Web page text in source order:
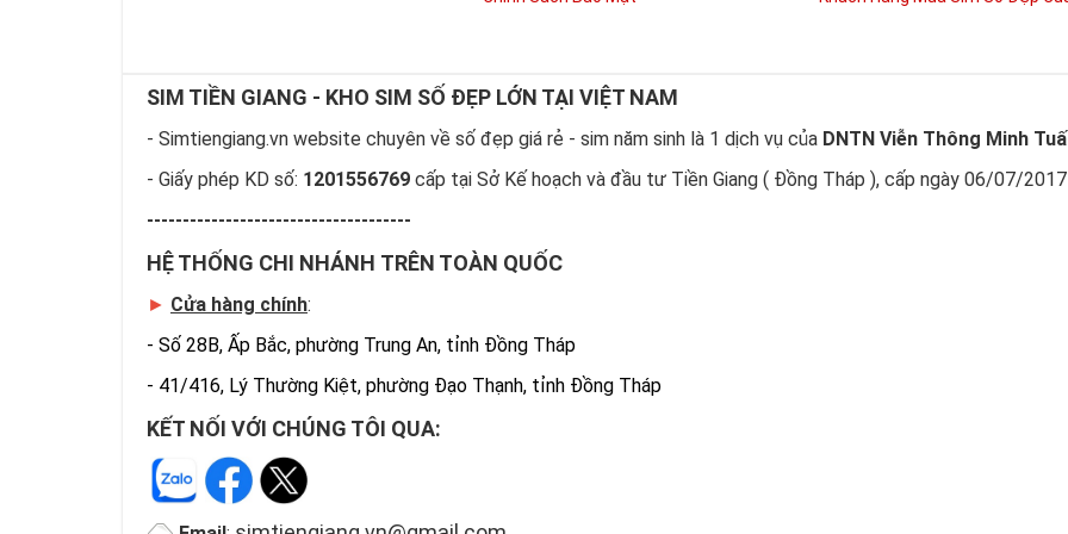
SIM TIỀN GIANG - KHO SIM SỐ ĐẸP LỚN TẠI VIỆT NAM
- Simtiengiang.vn website chuyên về số đẹp giá rẻ - sim năm sinh là 1 dịch vụ của DNTN Viễn Thông Minh
- Giấy phép KD số: 1201556769 cấp tại Sở Kế hoạch và đầu tư Tiền Giang ( Đồng Tháp ), cấp ngày 06/07/2017
-------------------------------------
HỆ THỐNG CHI NHÁNH TRÊN TOÀN QUỐC
► Cửa hàng chính:
- Số 28B, Ấp Bắc, phường Trung An, tỉnh Đồng Tháp
- 41/416, Lý Thường Kiệt, phường Đạo Thạnh, tỉnh Đồng Tháp
KẾT NỐI VỚI CHÚNG TÔI QUA: